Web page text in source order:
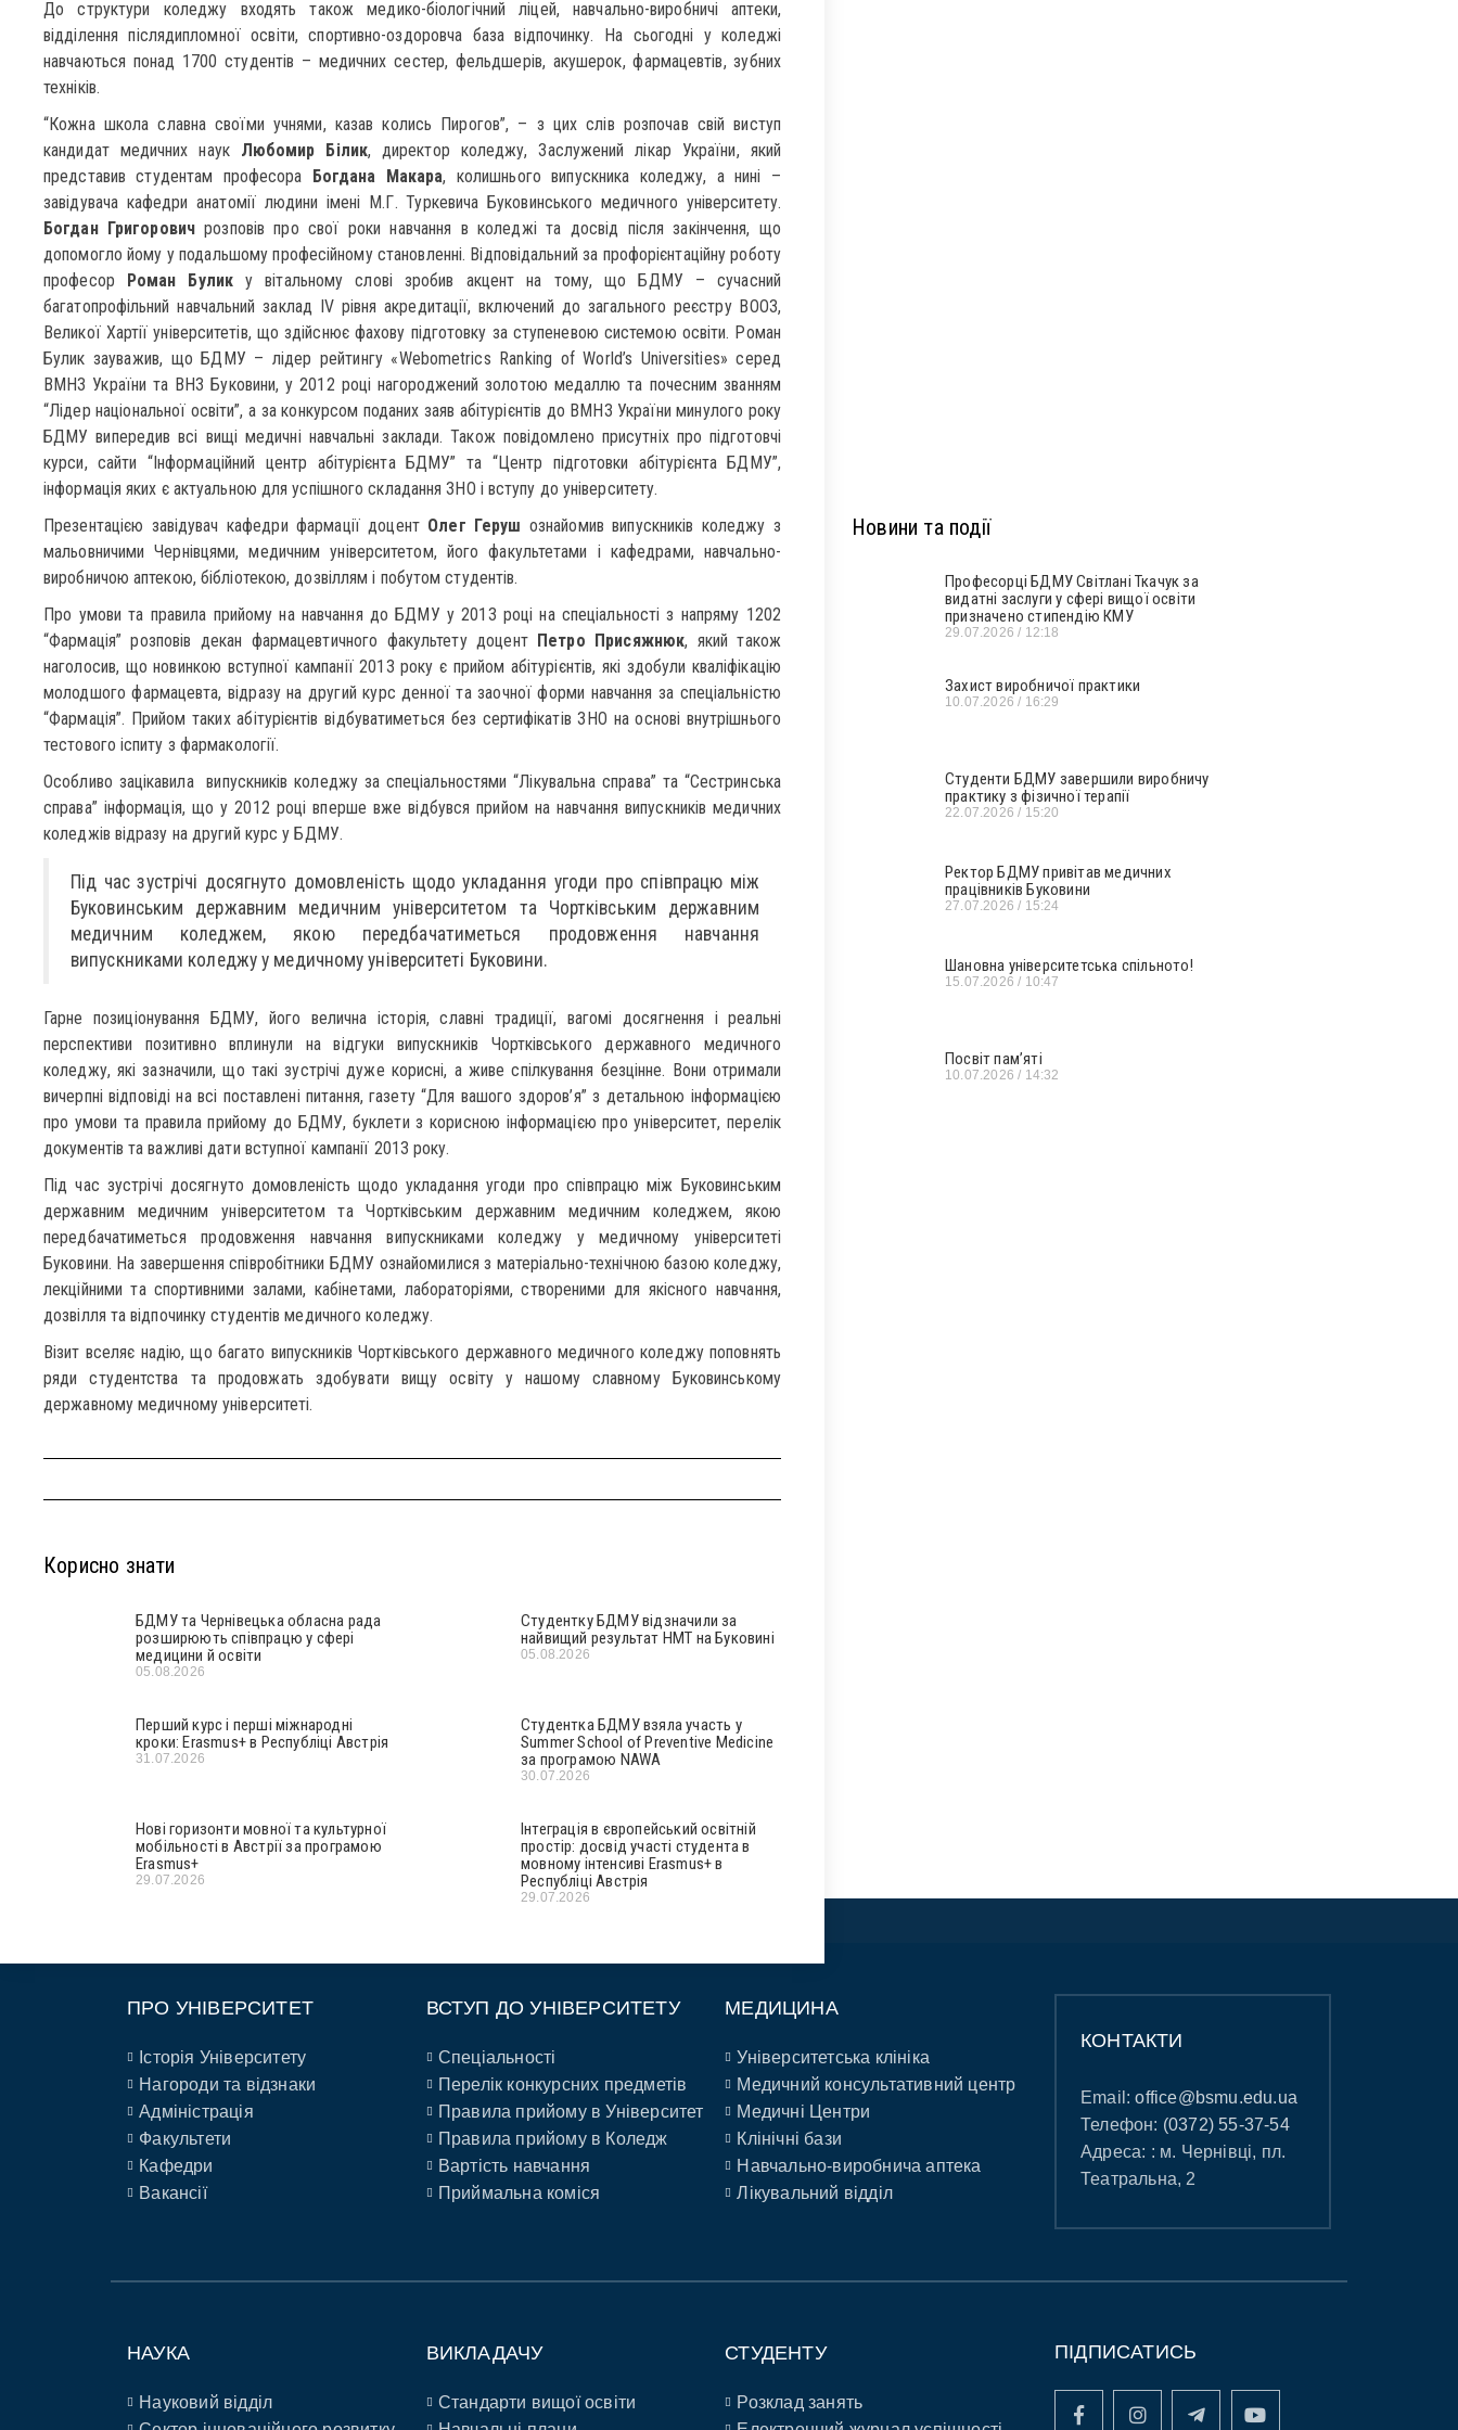
До структури коледжу входять також медико-біологічний ліцей, навчально-виробничі аптеки,
відділення післядипломної освіти, спортивно-оздоровча база відпочинку. На сьогодні у коледжі
навчаються понад 1700 студентів – медичних сестер, фельдшерів, акушерок, фармацевтів, зубних
техніків.
“Кожна школа славна своїми учнями, казав колись Пирогов”, – з цих слів розпочав свій виступ
кандидат медичних наук Любомир Білик, директор коледжу, Заслужений лікар України, який
представив студентам професора Богдана Макара, колишнього випускника коледжу, а нині –
завідувача кафедри анатомії людини імені М.Г. Туркевича Буковинського медичного університету.
Богдан Григоровичрозповів про свої роки навчання в коледжі та досвід після закінчення, що
допомогло йому у подальшому професійному становленні. Відповідальний за профорієнтаційну роботу
професор Роман Булику вітальному слові зробив акцент на тому, що БДМУ – сучасний
багатопрофільний навчальний заклад IV рівня акредитації, включений до загального реєстру ВООЗ,
Великої Хартії університетів, що здійснює фахову підготовку за ступеневою системою освіти. Роман
Булик зауважив, що БДМУ – лідер рейтингу «Webometrics Ranking of World’s Universities» серед
ВМНЗ України та ВНЗ Буковини, у 2012 році нагороджений золотою медаллю та почесним званням
“Лідер національної освіти”, а за конкурсом поданих заяв абітурієнтів до ВМНЗ України минулого року
БДМУ випередив всі вищі медичні навчальні заклади. Також повідомлено присутніх про підготовчі
курси, сайти “Інформаційний центр абітурієнта БДМУ” та “Центр підготовки абітурієнта БДМУ”,
інформація яких є актуальною для успішного складання ЗНО і вступу до університету.
Презентацією завідувач кафедри фармації доцент Олег Геруш ознайомив випускників коледжу з
мальовничими Чернівцями, медичним університетом, його факультетами і кафедрами, навчально-
виробничою аптекою, бібліотекою, дозвіллям і побутом студентів.
Про умови та правила прийому на навчання до БДМУ у 2013 році на спеціальності з напряму 1202
“Фармація” розповів декан фармацевтичного факультету доцентПетро Присяжнюк, який також
наголосив, що новинкою вступної кампанії 2013 року є прийом абітурієнтів, які здобули кваліфікацію
молодшого фармацевта, відразу на другий курс денної та заочної форми навчання за спеціальністю
“Фармація”. Прийом таких абітурієнтів відбуватиметься без сертифікатів ЗНО на основі внутрішнього
тестового іспиту з фармакології.
Особливо зацікавила випускників коледжу за спеціальностями “Лікувальна справа” та “Сестринська
справа” інформація, що у 2012 році вперше вже відбувся прийом на навчання випускників медичних
коледжів відразу на другий курс у БДМУ.
Під час зустрічі досягнуто домовленість щодо укладання угоди про співпрацю між
Буковинським державним медичним університетом та Чортківським державним
медичним коледжем, якою передбачатиметься продовження навчання
випускниками коледжу у медичному університеті Буковини.
Гарне позиціонування БДМУ, його велична історія, славні традиції, вагомі досягнення і реальні
перспективи позитивно вплинули на відгуки випускників Чортківського державного медичного
коледжу, які зазначили, що такі зустрічі дуже корисні, а живе спілкування безцінне. Вони отримали
вичерпні відповіді на всі поставлені питання, газету “Для вашого здоров’я” з детальною інформацією
про умови та правила прийому до БДМУ, буклети з корисною інформацією про університет, перелік
документів та важливі дати вступної кампанії 2013 року.
Під час зустрічі досягнуто домовленість щодо укладання угоди про співпрацю між Буковинським
державним медичним університетом та Чортківським державним медичним коледжем, якою
передбачатиметься продовження навчання випускниками коледжу у медичному університеті
Буковини. На завершення співробітники БДМУ ознайомилися з матеріально-технічною базою коледжу,
лекційними та спортивними залами, кабінетами, лабораторіями, створеними для якісного навчання,
дозвілля та відпочинку студентів медичного коледжу.
Візит вселяє надію, що багато випускників Чортківського державного медичного коледжу поповнять
ряди студентства та продовжать здобувати вищу освіту у нашому славному Буковинському
державному медичному університеті.
Корисно знати
БДМУ та Чернівецька обласна рада
розширюють співпрацю у сфері
медицини й освіти
05.08.2026
Студентку БДМУ відзначили за
найвищий результат НМТ на Буковині
05.08.2026
Перший курс і перші міжнародні
кроки: Erasmus+ в Республіці Австрія
31.07.2026
Студентка БДМУ взяла участь у
Summer School of Preventive Medicine
за програмою NAWA
30.07.2026
Нові горизонти мовної та культурної
мобільності в Австрії за програмою
Erasmus+
29.07.2026
Інтеграція в європейський освітній
простір: досвід участі студента в
мовному інтенсиві Erasmus+ в
Республіці Австрія
29.07.2026
Новини та події
Професорці БДМУ Світлані Ткачук за
видатні заслуги у сфері вищої освіти
призначено стипендію КМУ
29.07.2026 12:18
Захист виробничої практики
10.07.2026 16:29
Студенти БДМУ завершили виробничу
практику з фізичної терапії
22.07.2026 15:20
Ректор БДМУ привітав медичних
працівників Буковини
27.07.2026 15:24
Шановна університетська спільното!
15.07.2026 10:47
Посвіт пам’яті
10.07.2026 14:32
ПРО УНІВЕРСИТЕТ
Історія Університету
Нагороди та відзнаки
Адміністрація
Факультети
Кафедри
Вакансії
ВСТУП ДО УНІВЕРСИТЕТУ
Спеціальності
Перелік конкурсних предметів
Правила прийому в Університет
Правила прийому в Коледж
Вартість навчання
Приймальна коміся
МЕДИЦИНА
Університетська клініка
Медичний консультативний центр
Медичні Центри
Клінічні бази
Навчально-виробнича аптека
Лікувальний відділ
КОНТАКТИ
Email:office@bsmu.edu.ua
Телефон: (0372) 55-37-54
Адреса: : м. Чернівці, пл.
Театральна, 2
НАУКА
Науковий відділ
ВИКЛАДАЧУ
Стандарти вищої освіти
СТУДЕНТУ
Розклад занять
ПІДПИСАТИСЬ